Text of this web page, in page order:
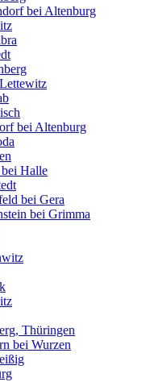
bei Altenburg
bei Altenburg
Halle
bei Gera
bei Grimma
Thüringen
bei Wurzen